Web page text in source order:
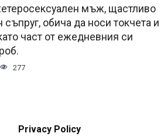
мъж, щастливо
обича да носи токчета и
част от ежедневния си
277
Privacy Policy